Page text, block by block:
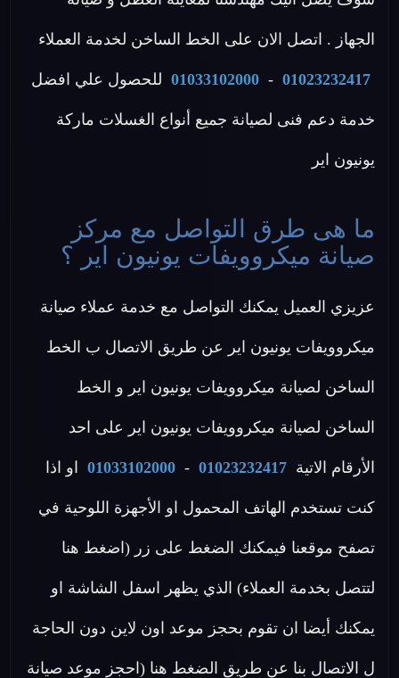
الجهاز . اتصل الان على الخط الساخن لخدمة العملاء
01023232417
-
01033102000 للحصول علي افضل
خدمة دعم فنى لصيانة جميع أنواع الغسلات ماركة
يونيون اير
ما هى طرق التواصل مع مركز
صيانة ميكروويفات يونيون اير ؟
عزيزي العميل يمكنك التواصل مع خدمة عملاء صيانة
ميكروويفات يونيون اير عن طريق الاتصال ب الخط
الساخن لصيانة ميكروويفات يونيون اير و الخط
الساخن لصيانة ميكروويفات يونيون اير على احد
الأرقام الاتية 01023232417
-
01033102000 او اذا
كنت تستخدم الهاتف المحمول او الأجهزة اللوحية في
تصفح موقعنا فيمكنك الضغط على زر (اضغط هنا
لتتصل بخدمة العملاء) الذي يظهر اسفل الشاشة او
يمكنك أيضا ان تقوم بحجز موعد اون لاين دون الحاجة
ل الاتصال بنا عن طريق الضغط هنا (احجز موعد صيانة